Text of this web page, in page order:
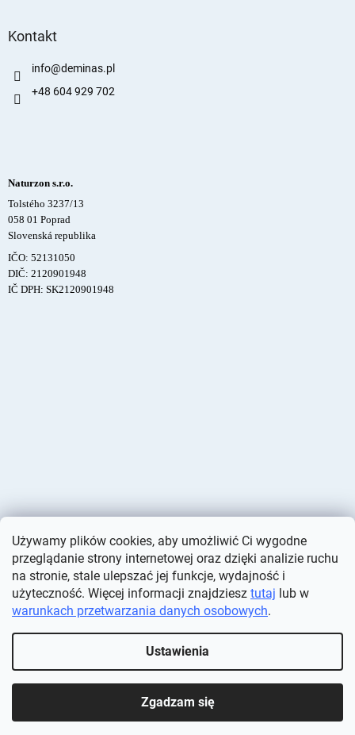
Używamy plików cookies, aby umożliwić Ci wygodne
przeglądanie strony internetowej oraz dzięki analizie ruchu
na stronie, stale ulepszać jej funkcje, wydajność i
użyteczność. Więcej informacji znajdziesz tutaj lub w
warunkach przetwarzania danych osobowych.
Ustawienia
Zgadzam się
Kontakt
info@deminas.pl
+48 604 929 702
Naturzon s.r.o.
Tolstého 3237/13
058 01 Poprad
Slovenská republika
IČO: 52131050
DIČ: 2120901948
IČ DPH: SK2120901948